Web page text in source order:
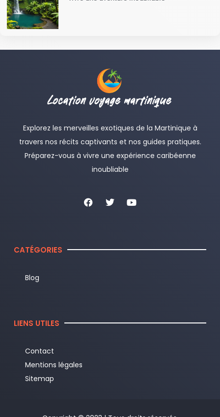
Explorez les merveilles exotiques de la Martinique à
travers nos récits captivants et nos guides pratiques.
Préparez-vous à vivre une expérience caribéenne
inoubliable
CATÉGORIES
Blog
LIENS UTILES
Contact
Mentions légales
Sitemap